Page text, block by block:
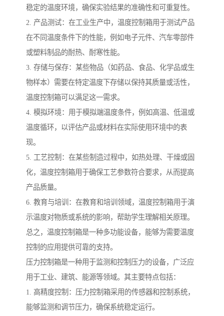
稳定的温度环境，确保实验结果的准确性和可重复性。
2. 产品测试：在工业生产中，温度控制箱用于测试产品
在不同温度条件下的性能，例如电子元件、汽车零部件
或塑料制品的耐热、耐寒性能。
3. 存储与保存：某些物品（如药品、食品、化学品或生
物样本）需要在特定温度下存储以保持其质量或活性，
温度控制箱可以满足这一需求。
4. 模拟环境：用于模拟端温度条件，例如高温、低温或
温度循环，以评估产品或材料在实际使用环境中的表
现。
5. 工艺控制：在某些制造过程中，如热处理、干燥或固
化，温度控制箱用于确保工艺参数符合要求，从而提高
产品质量。
6. 教育与培训：在教育和培训领域，温度控制箱用于演
示温度对物质或系统的影响，帮助学生理解相关原理。
总之，温度控制箱是一种多功能设备，能够为需要温度
控制的应用提供可靠的支持。
压力控制箱是一种用于监测和控制压力的设备，广泛应
用于工业、建筑、能源等领域。其主要特点包括：
1. 高精度控制：压力控制箱采用的传感器和控制系统，
能够监测和调节压力，确保系统稳定运行。